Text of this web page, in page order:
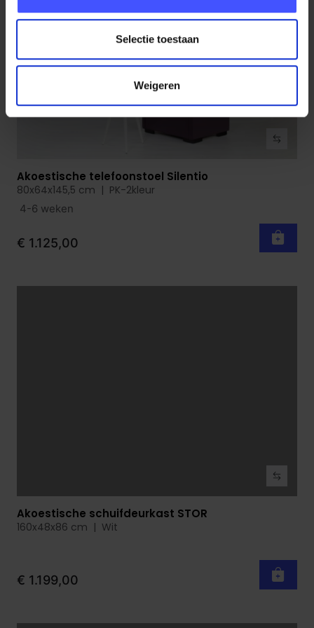
Selectie toestaan
Weigeren
Bekijk product
Akoestische telefoonstoel Silentio
80x64x145,5 cm | PK-2kleur
4-6 weken
€ 1.125,00
Bekijk product
Akoestische schuifdeurkast STOR
160x48x86 cm | Wit
€ 1.199,00